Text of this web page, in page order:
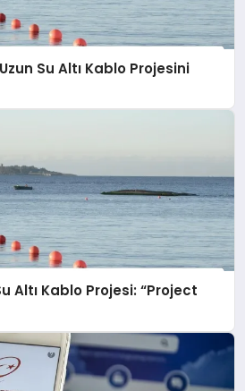
Su Altı Kablo Projesini
Altı Kablo Projesi: “Project